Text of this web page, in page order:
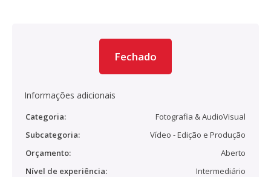
Fechado
Informações adicionais
Categoria:
Fotografia & AudioVisual
Subcategoria:
Vídeo - Edição e Produção
Orçamento:
Aberto
Nível de experiência:
Intermediário